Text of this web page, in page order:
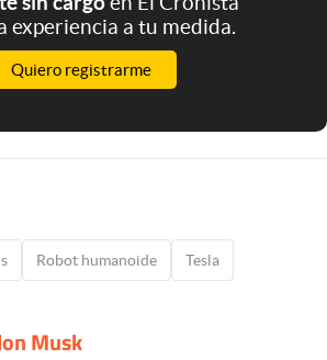
experiencia a tu medida.
Quiero registrarme
Robot humanoide Tesla
Musk